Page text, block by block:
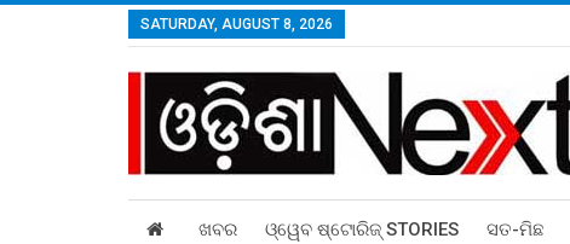
SATURDAY, AUGUST 8, 2026
ଖବର ଓ୍ୱେବ ଷ୍ଟୋରିଜ୍‌ STORIES ସତ-ମିଛ